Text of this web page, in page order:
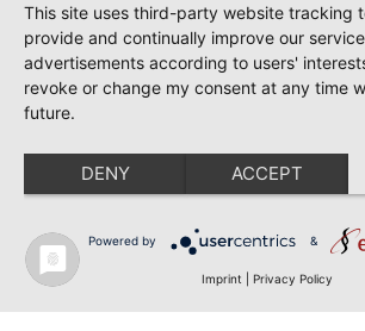
This site uses third-party website tracking
provide and continually improve our
advertisements according to users'
revoke or change my consent at any time
future.
DENY ACCEPT
Powered by &
Imprint Privacy Policy